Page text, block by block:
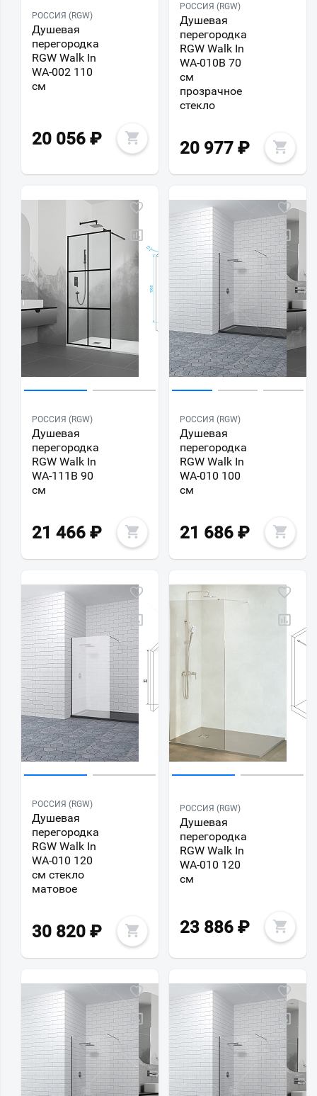
РОССИЯ (RGW)
Душевая
перегородка
RGW Walk In
WA-002 110
см
20 056 ₽
РОССИЯ (RGW)
Душевая
перегородка
RGW Walk In
WA-010B 70
см
прозрачное
стекло
20 977 ₽
РОССИЯ (RGW)
Душевая
перегородка
RGW Walk In
WA-111B 90
см
21 466 ₽
РОССИЯ (RGW)
Душевая
перегородка
RGW Walk In
WA-010 100
см
21 686 ₽
РОССИЯ (RGW)
Душевая
перегородка
RGW Walk In
WA-010 120
см стекло
матовое
30 820 ₽
РОССИЯ (RGW)
Душевая
перегородка
RGW Walk In
WA-010 120
см
23 886 ₽